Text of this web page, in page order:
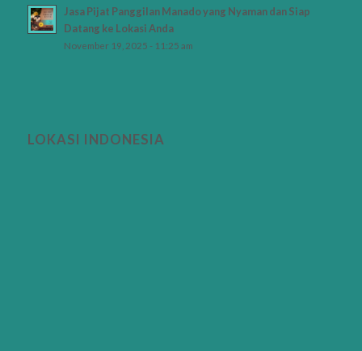
Jasa Pijat Panggilan Manado yang Nyaman dan Siap
Datang ke Lokasi Anda
November 19, 2025 - 11:25 am
LOKASI INDONESIA